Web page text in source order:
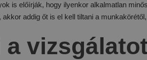
is előírják, hogy ilyenkor alkalmatlan
addig őt is el kell tiltani a